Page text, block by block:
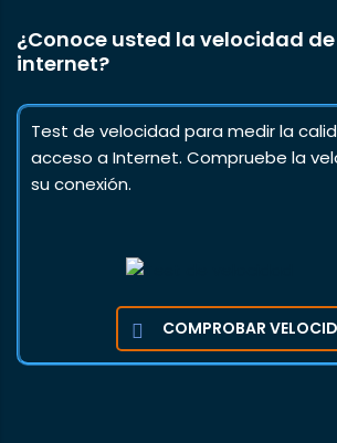
¿Conoce usted la velocidad
internet?
Test de velocidad para medir la
acceso a Internet. Compruebe la
su conexión.
COMPROBAR